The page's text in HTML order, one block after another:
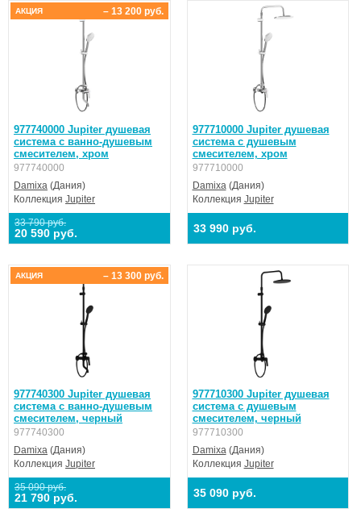
977740000 Jupiter душевая
система с ванно-душевым
смесителем, хром
977740000
Damixa (Дания)
Коллекция Jupiter
33 790 руб.
20 590 руб.
– 13 200 руб.
АКЦИЯ
977710000 Jupiter душевая
система с душевым
смесителем, хром
977710000
Damixa(Дания)
Коллекция Jupiter
33 990 руб.
977740300 Jupiter душевая
система с ванно-душевым
смесителем, черный
977740300
Damixa (Дания)
Коллекция Jupiter
35 090 руб.
21 790 руб.
– 13 300 руб.
АКЦИЯ
977710300 Jupiter душевая
система с душевым
смесителем, черный
977710300
Damixa(Дания)
Коллекция Jupiter
35 090 руб.